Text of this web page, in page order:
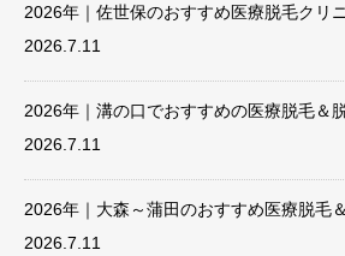
2026年｜佐世保のおすすめ医療脱毛クリ
2026.7.11
2026年｜溝の口でおすすめの医療脱毛＆
2026.7.11
2026年｜大森～蒲田のおすすめ医療脱毛
2026.7.11